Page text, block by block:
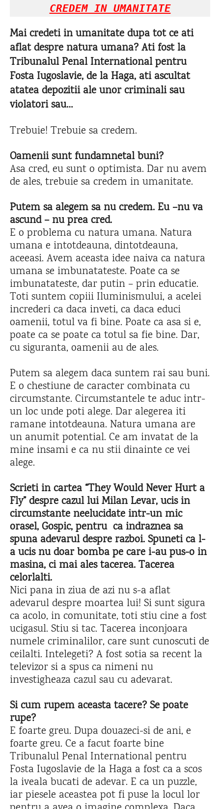
CREDEM IN UMANITATE
Mai credeti in umanitate dupa tot ce ati
aflat despre natura umana? Ati fost la
Tribunalul Penal International pentru
Fosta Iugoslavie, de la Haga, ati ascultat
atatea depozitii ale unor criminali sau
violatori sau…
Trebuie! Trebuie sa credem.
Oamenii sunt fundamnetal buni?
Asa cred, eu sunt o optimista. Dar nu avem
de ales, trebuie sa credem in umanitate.
Putem sa alegem sa nu credem. Eu –nu va
ascund – nu prea cred.
E o problema cu natura umana. Natura
umana e intotdeauna, dintotdeauna,
aceeasi. Avem aceasta idee naiva ca natura
umana se imbunatateste. Poate ca se
imbunatateste, dar putin – prin educatie.
Toti suntem copiii Iluminismului, a acelei
increderi ca daca inveti, ca daca educi
oamenii, totul va fi bine. Poate ca asa si e,
poate ca se poate ca totul sa fie bine. Dar,
cu siguranta, oamenii au de ales.
Putem sa alegem daca suntem rai sau buni.
E o chestiune de caracter combinata cu
circumstante. Circumstantele te aduc intr-
un loc unde poti alege. Dar alegerea iti
ramane intotdeauna. Natura umana are
un anumit potential. Ce am invatat de la
mine insami e ca nu stii dinainte ce vei
alege.
Scrieti in cartea “They Would Never Hurt a
Fly” despre cazul lui Milan Levar, ucisin
circumstante neelucidate intr-un mic
orasel, Gospic, pentru ca indraznea sa
spuna adevarul despre razboi. Spuneti ca l-
a ucis nu doar bomba pe care i-au pus-o in
masina, ci mai ales tacerea. Tacerea
celorlalti.
Nici pana in ziua de azi nu s-a aflat
adevarul despre moartea lui! Si sunt sigura
ca acolo, in comunitate, toti stiu cine a fost
ucigasul. Stiu si tac. Tacerea inconjoara
numele criminalilor, care sunt cunoscuti de
ceilalti. Intelegeti? A fost sotia sa recent la
televizor si a spus ca nimeni nu
investigheaza cazul sau cu adevarat.
Si cum rupem aceasta tacere? Se poate
rupe?
E foarte greu. Dupa douazeci-si de ani, e
foarte greu. Ce a facut foarte bine
Tribunalul Penal International pentru
Fosta Iugoslavie de la Haga a fost ca a scos
la iveala bucati de adevar. E ca un puzzle,
iar piesele aceastea pot fi puse la locul lor